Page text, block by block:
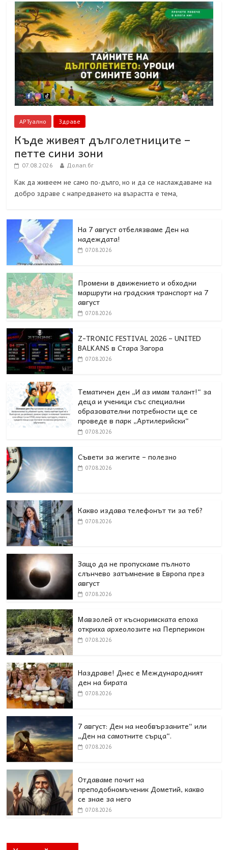
АРТуално Здраве
Къде живеят дълголетниците –
петте сини зони
07.08.2026 Долап.бг
Как да живеем не само по-дълго, но и да се наслаждаваме на
добро здраве с напредването на възрастта е тема,
На 7 август отбелязваме Ден на
надеждата!
07.08.2026
Промени в движението и обходни
маршрути на градския транспорт на 7
август
07.08.2026
Z-TRONIC FESTIVAL 2026 – UNITED
BALKANS в Стара Загора
07.08.2026
Тематичен ден „И аз имам талант!“ за
деца и ученици със специални
образователни потребности ще се
проведе в парк „Артилерийски“
07.08.2026
Съвети за жегите – полезно
07.08.2026
Какво издава телефонът ти за теб?
07.08.2026
Защо да не пропускаме пълното
слънчево затъмнение в Европа през
август
07.08.2026
Мавзолей от късноримската епоха
откриха археолозите на Перперикон
07.08.2026
Наздраве! Днес е Международният
ден на бирата
07.08.2026
7 август: Ден на необвързаните“ или
„Ден на самотните сърца“.
07.08.2026
Отдаваме почит на
преподобномъченик Дометий, какво
се знае за него
07.08.2026